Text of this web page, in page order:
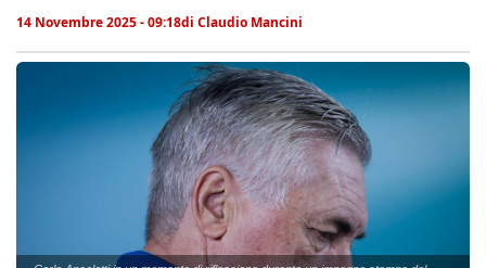
14 Novembre 2025 - 09:18di Claudio Mancini